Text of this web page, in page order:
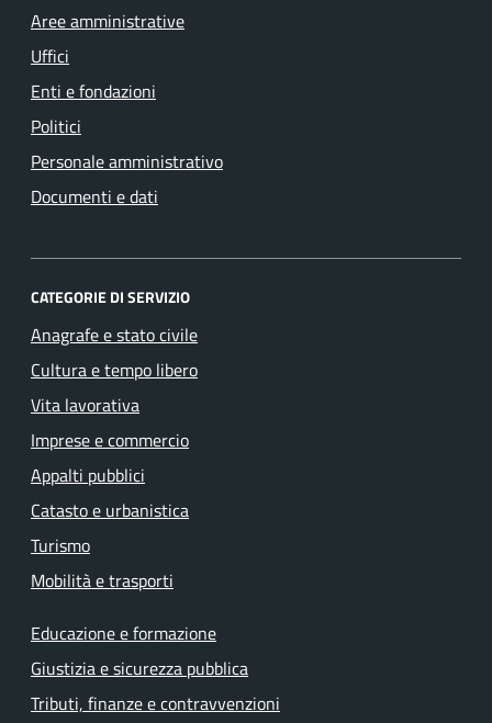
Aree amministrative
Uffici
Enti e fondazioni
Politici
Personale amministrativo
Documenti e dati
CATEGORIE DI SERVIZIO
Anagrafe e stato civile
Cultura e tempo libero
Vita lavorativa
Imprese e commercio
Appalti pubblici
Catasto e urbanistica
Turismo
Mobilità e trasporti
Educazione e formazione
Giustizia e sicurezza pubblica
Tributi, finanze e contravvenzioni